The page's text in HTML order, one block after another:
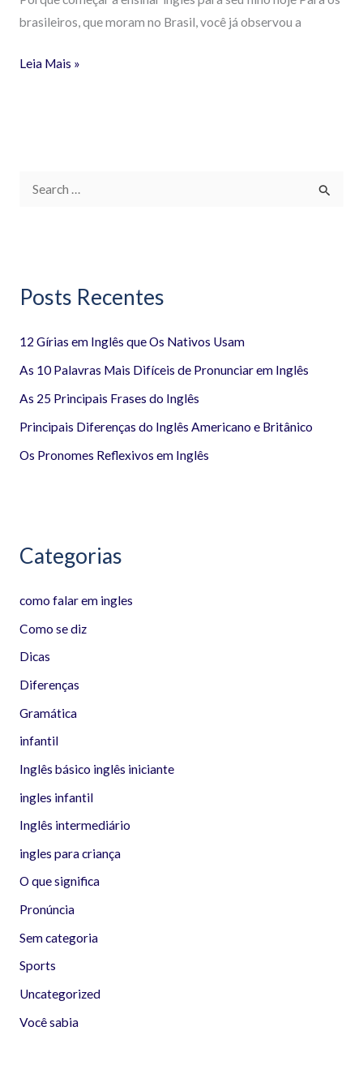
brasileiros, que moram no Brasil, você já observou a
Leia Mais »
u
s
a
r
p
Posts Recentes
12 Gírias em Inglês que Os Nativos Usam
As 10 Palavras Mais Difíceis de Pronunciar em Inglês
As 25 Principais Frases do Inglês
Principais Diferenças do Inglês Americano e Britânico
Os Pronomes Reflexivos em Inglês
Categorias
como falar em ingles
Como se diz
Dicas
Diferenças
Gramática
infantil
Inglês básico inglês iniciante
ingles infantil
Inglês intermediário
ingles para criança
O que significa
Pronúncia
Sem categoria
Sports
Uncategorized
Você sabia